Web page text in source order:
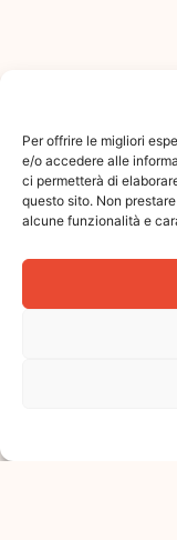
Per offrire le migliori
e/o accedere alle
ci permetterà di
questo sito. Non
alcune funzionalità e